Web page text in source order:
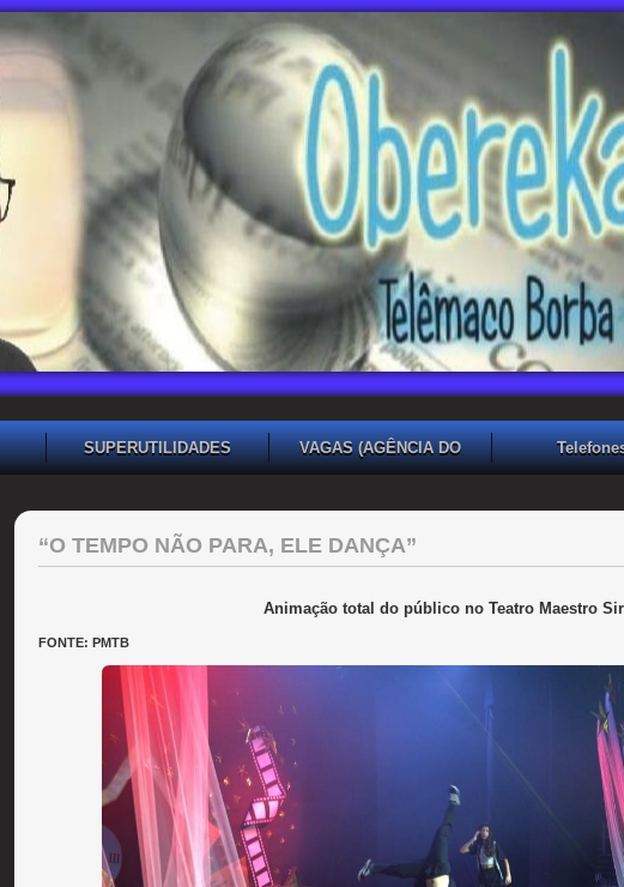
SUPERUTILIDADES
VAGAS (AGÊNCIA DO
“O TEMPO NÃO PARA, ELE DANÇA”
Animação total do público no Teatro Maestro
FONTE: PMTB